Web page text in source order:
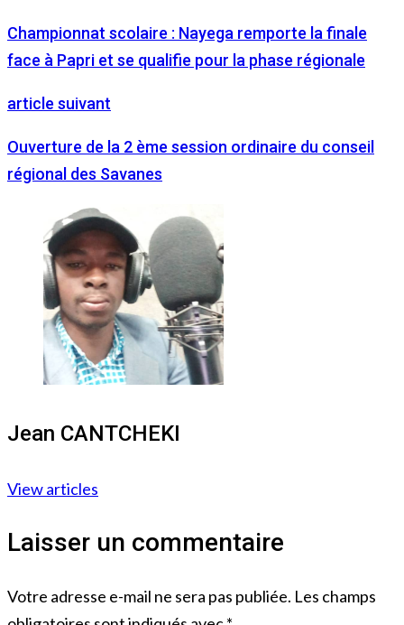
Championnat scolaire : Nayega remporte la finale
face à Papri et se qualifie pour la phase régionale
article suivant
Ouverture de la 2 ème session ordinaire du conseil
régional des Savanes
Jean CANTCHEKI
View articles
Laisser un commentaire
Votre adresse e-mail ne sera pas publiée. Les champs